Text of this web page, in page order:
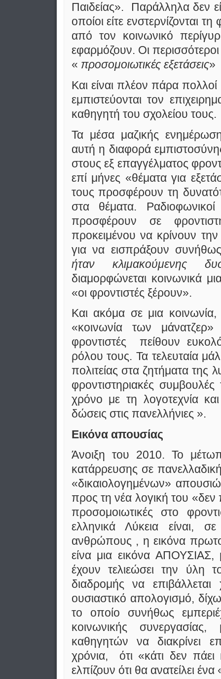
Παιδείας». Παράλληλα δεν
οποίοι είτε ενστερνίζονται
από τον κοινωνικό
εφαρμόζουν. Οι
« προσομοιωτικές εξετάσεις»
Και είναι πλέον πάρα πολλοί
εμπιστεύονται τον
καθηγητή του σχολείου τους.
Τα μέσα μαζικής
αυτή η διαφορά
στους εξ επαγγέλματος
επί μήνες «θέματα για
τους προσφέρουν τη
στα θέματα.
προσφέρουν σε
προκειμένου να κρίνουν
για να εισπράξουν
ήταν κλιμακούμενης
διαμορφώνεται κοινωνικά
«οι φροντιστές ξέρουν».
Και ακόμα σε μια
«κοινωνία των
φροντιστές πείθουν
ρόλου τους. Τα τελευταία
πολιτείας στα ζητήματα της
φροντιστηριακές
χρόνο με τη λογοτεχνία
δώσεις στις πανελλήνιες ».
Εικόνα απουσίας
Άνοιξη του 2010. Το
κατάρρευσης σε
«δικαιολογημένων»
προς τη νέα λογική του «δεν
προσομοιωτικές στο
ελληνικά Λύκεια είναι,
ανθρώπους , η εικόνα
είνα μια εικόνα
έχουν τελιεώσει την ύλη
διαδρομής να
ουσιαστικό απολογισμό,
το οποίο συνήθως
κοινωνικής
καθηγητών να διακρίνει
χρόνια, ότι «κάτι δεν
ελπίζουν ότι θα ανατείλει